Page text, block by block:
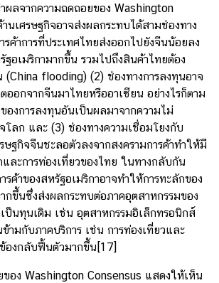
ากความถดถอยของ Washington
นเศรษฐกิจอาจส่งผลกระทบได้สามช่องทาง
รค้าการที่ประเทศไทยส่งออกไปยังจีนน้อยลง
ฐอเมริกามากขึ้น รวมไปถึงสินค้าไทยต้อง
flooding) (2) ช่องทางการลงทุนอาจ
ออกจากจีนมาไทยหรืออาเซียน อย่างไรก็ตาม
องการลงทุนอันเป็นผลมาจากความไม่
โลก และ (3) ช่องทางความเชื่อมโยงกับ
ษฐกิจจีนชะลอตัวลงจากสงครามการค้าทำให้มี
ละการท่องเที่ยวของไทย ในทางกลับกัน
รค้าของสหรัฐอเมริกาอาจทำให้การทะลักของ
กขึ้นซึ่งส่งผลกระทบต่อภาคอุตสาหกรรมของ
ป็นทุนเดิม เช่น อุตสาหกรรมอิเล็กทรอนิกส์
ามกับภาคบริการ เช่น การท่องเที่ยวและ
องกลับฟื้นตัวมากขึ้น [17]
Washington Consensus แสดงให้เห็น